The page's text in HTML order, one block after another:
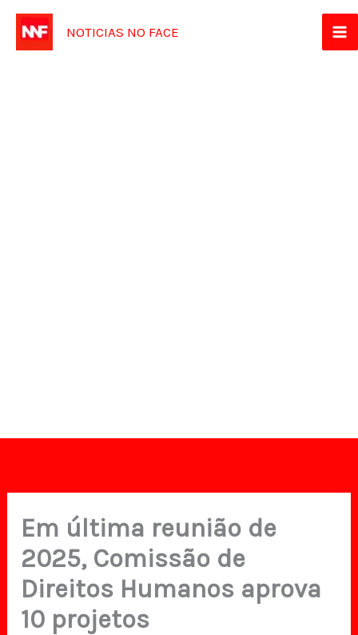
para
NOTICIAS NO FACE
Em última reunião de
2025, Comissão de
Direitos Humanos aprova
10 projetos